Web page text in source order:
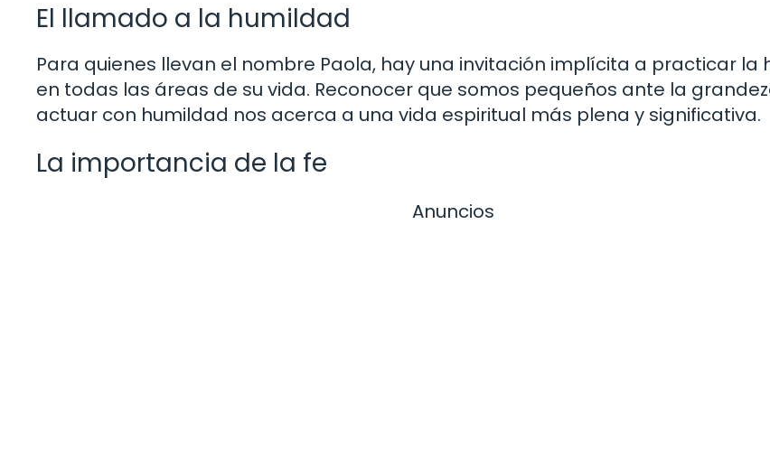
El llamado a la humildad
Para quienes llevan el nombre Paola, hay una invitación implícita a practicar la
en todas las áreas de su vida. Reconocer que somos pequeños ante la
actuar con humildad nos acerca a una vida espiritual más plena y significativa.
La importancia de la fe
Anuncios